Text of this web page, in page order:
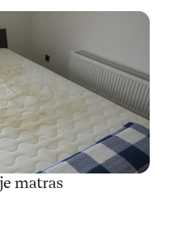
matras